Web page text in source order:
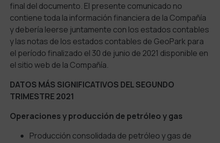
final del documento. El presente comunicado no
contiene toda la información financiera de la Compañía
y debería leerse juntamente con los estados contables
y las notas de los estados contables de GeoPark para
el período finalizado el 30 de junio de 2021 disponible en
el sitio web de la Compañía.
DATOS MÁS SIGNIFICATIVOS DEL SEGUNDO
TRIMESTRE 2021
Operaciones y producción de petróleo y gas
Producción consolidada de petróleo y gas de